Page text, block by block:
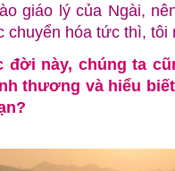
giáo lý của Ngài,
chuyển hóa tức thì,
đời này, chúng ta
thương và hiểu